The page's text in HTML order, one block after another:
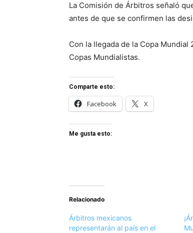
La Comisión de Árbitros señaló
antes de que se confirmen las
Con la llegada de la Copa
Copas Mundialistas.
Comparte esto:
Facebook X
Me gusta esto:
Relacionado
Árbitros mexicanos
representarán al país en el